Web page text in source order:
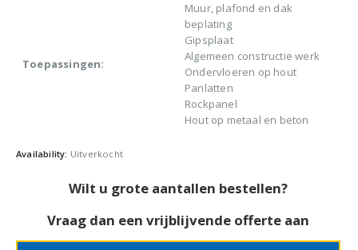
Toepassingen:
Muur, plafond en dak
beplating
Gipsplaat
Algemeen constructie werk
Ondervloeren op hout
Panlatten
Rockpanel
Hout op metaal en beton
Availability: Uitverkocht
Wilt u grote aantallen bestellen?
Vraag dan een vrijblijvende offerte aan